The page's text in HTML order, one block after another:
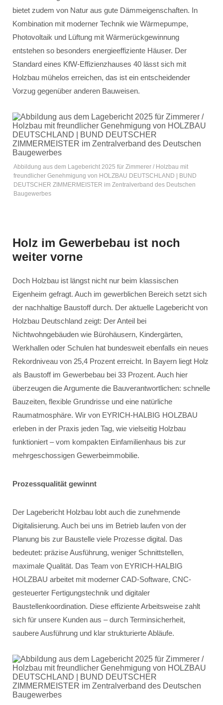
bietet zudem von Natur aus gute Dämmeigenschaften. In
Kombination mit moderner Technik wie Wärmepumpe,
Photovoltaik und Lüftung mit Wärmerückgewinnung
entstehen so besonders energieeffiziente Häuser. Der
Standard eines KfW-Effizienzhauses 40 lässt sich mit
Holzbau mühelos erreichen, das ist ein entscheidender
Vorzug gegenüber anderen Bauweisen.
Abbildung aus dem Lagebericht 2025 für Zimmerer / Holzbau mit
freundlicher Genehmigung von HOLZBAU DEUTSCHLAND | BUND
DEUTSCHER ZIMMERMEISTER im Zentralverband des Deutschen
Baugewerbes
Holz im Gewerbebau ist noch
weiter vorne
Doch Holzbau ist längst nicht nur beim klassischen
Eigenheim gefragt. Auch im gewerblichen Bereich setzt sich
der nachhaltige Baustoff durch. Der aktuelle Lagebericht von
Holzbau Deutschland zeigt: Der Anteil bei
Nichtwohngebäuden wie Bürohäusern, Kindergärten,
Werkhallen oder Schulen hat bundesweit ebenfalls ein neues
Rekordniveau von 25,4 Prozent erreicht. In Bayern liegt Holz
als Baustoff im Gewerbebau bei 33 Prozent. Auch hier
überzeugen die Argumente die Bauverantwortlichen: schnelle
Bauzeiten, flexible Grundrisse und eine natürliche
Raumatmosphäre. Wir von EYRICH-HALBIG HOLZBAU
erleben in der Praxis jeden Tag, wie vielseitig Holzbau
funktioniert – vom kompakten Einfamilienhaus bis zur
mehrgeschossigen Gewerbeimmobilie.
Prozessqualität gewinnt
Der Lagebericht Holzbau lobt auch die zunehmende
Digitalisierung. Auch bei uns im Betrieb laufen von der
Planung bis zur Baustelle viele Prozesse digital. Das
bedeutet: präzise Ausführung, weniger Schnittstellen,
maximale Qualität. Das Team von EYRICH-HALBIG
HOLZBAU arbeitet mit moderner CAD-Software, CNC-
gesteuerter Fertigungstechnik und digitaler
Baustellenkoordination. Diese effiziente Arbeitsweise zahlt
sich für unsere Kunden aus – durch Terminsicherheit,
saubere Ausführung und klar strukturierte Abläufe.